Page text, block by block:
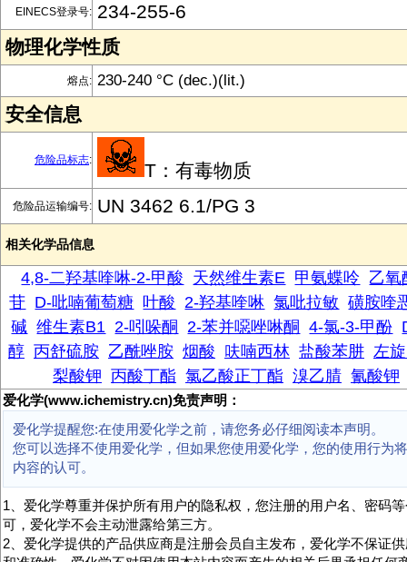
EINECS登录号: 234-255-6
物理化学性质
熔点: 230-240 °C (dec.)(lit.)
安全信息
危险品标志: T：有毒物质
危险品运输编号: UN 3462 6.1/PG 3
相关化学品信息
4,8-二羟基喹啉-2-甲酸 天然维生素E 甲氨蝶呤 乙氧
苷 D-吡喃葡萄糖 叶酸 2-羟基喹啉 氯吡拉敏 磺胺喹
碱 维生素B1 2-吲哚酮 2-苯并噁唑啉酮 4-氯-3-甲酚
醇 丙舒硫胺 乙酰唑胺 烟酸 呋喃西林 盐酸苯肼 左
梨酸钾 丙酸丁酯 氯乙酸正丁酯 溴乙腈 氰酸钾
爱化学(www.ichemistry.cn)免责声明：
爱化学提醒您:在使用爱化学之前，请您务必仔细阅读本声明。
您可以选择不使用爱化学，但如果您使用爱化学，您的使用行为
内容的认可。
1、爱化学尊重并保护所有用户的隐私权，您注册的用户名、密码
可，爱化学不会主动泄露给第三方。
2、爱化学提供的产品供应商是注册会员自主发布，爱化学不保证